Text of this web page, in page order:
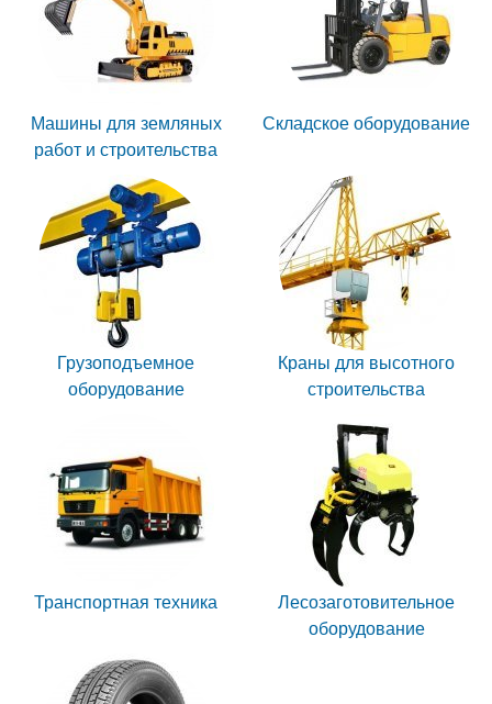
Машины для земляных
работ и строительства
Складское оборудование
Грузоподъемное
оборудование
Краны для высотного
строительства
Транспортная техника
Лесозаготовительное
оборудование